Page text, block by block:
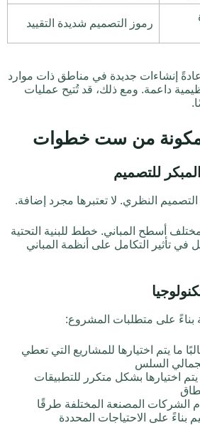
رموز التصميم شديدة التقييد
عادةً إنشاءات جديدة في مناطق ذات موارد
داعمة. ومع ذلك، قد تُتيح عمليات
المكونة من ست خطوات
أسطح المباني. خطط للبنية التحتية
في تأثير التكامل على أنظمة المباني
بناءً على متطلبات المشروع:
ما يتم اختيارها للمشاريع التي تعطي
السلس
يتم اختيارها بشكل متكرر للتطبيقات
الشركات المصنعة المختلفة طرقًا
بناءً على الاحتياجات المحددة